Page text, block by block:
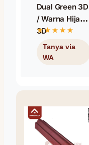
Dual Green 3D
/ Warna Hijau
3D